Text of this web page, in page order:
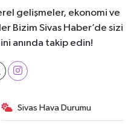
gelişmeler, ekonomi ve
Bizim Sivas Haber’de sizi
anında takip edin!
Sivas Hava Durumu